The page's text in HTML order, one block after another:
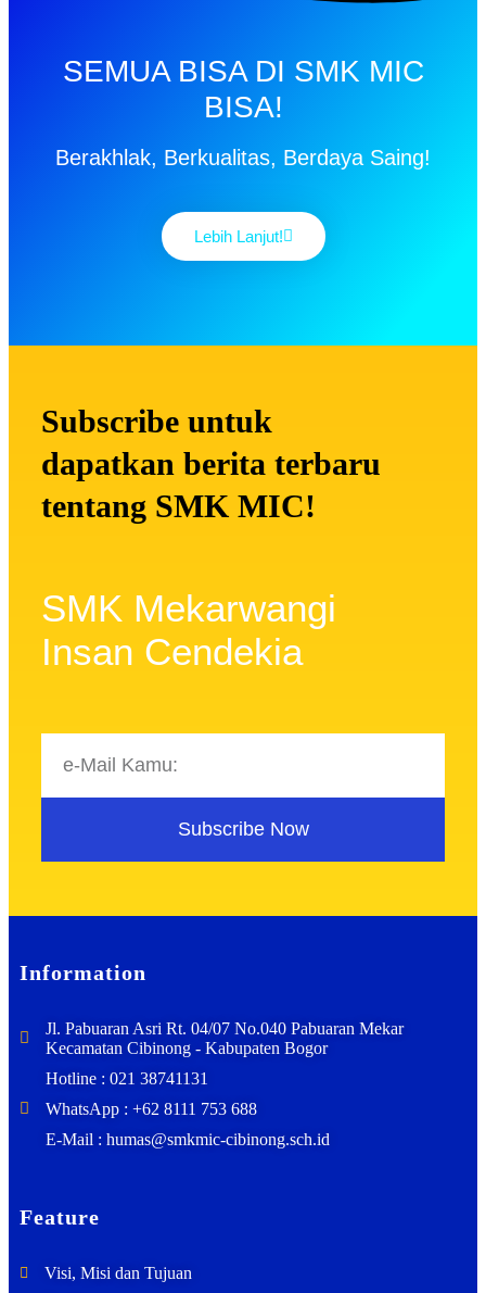
SEMUA BISA DI SMK MIC
BISA!
Berakhlak, Berkualitas, Berdaya Saing!
Lebih Lanjut!
Subscribe untuk
dapatkan berita terbaru
tentang SMK MIC!
SMK Mekarwangi
Insan Cendekia
Subscribe Now
Information
Jl. Pabuaran Asri Rt. 04/07 No.040 Pabuaran Mekar
Kecamatan Cibinong - Kabupaten Bogor
Hotline : 021 38741131
WhatsApp : +62 8111 753 688
E-Mail : humas@smkmic-cibinong.sch.id
Feature
Visi, Misi dan Tujuan